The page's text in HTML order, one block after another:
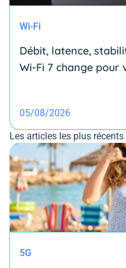
Wi-Fi
Débit, latence,
Wi-Fi 7 change
05/08/2026
Les articles les plus récents
5G